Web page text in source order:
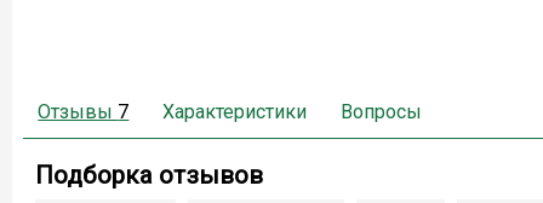
Отзывы 7 Характеристики Вопросы
Подборка отзывов